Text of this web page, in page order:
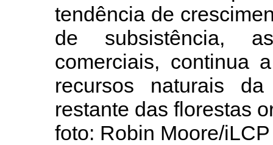
tendência de
de subsistência,
comerciais, continua
recursos naturais
restante das florestas
foto: Robin Moore/iLCP